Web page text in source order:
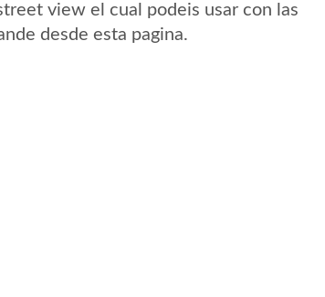
view el cual podeis usar con las
desde esta pagina.